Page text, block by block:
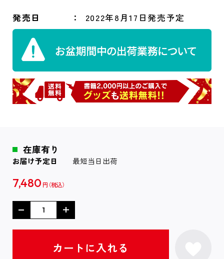
発売日 2022年8月17日発売予定
在庫有り
お届け予定日 最短当日出荷
7,480 円